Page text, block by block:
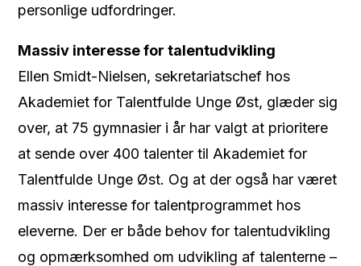
personlige udfordringer.
Massiv interesse for talentudvikling
Ellen Smidt-Nielsen, sekretariatschef hos
Akademiet for Talentfulde Unge Øst, glæder sig
over, at 75 gymnasier i år har valgt at prioritere
at sende over 400 talenter til Akademiet for
Talentfulde Unge Øst. Og at der også har været
massiv interesse for talentprogrammet hos
eleverne. Der er både behov for talentudvikling
og opmærksomhed om udvikling af talenterne –